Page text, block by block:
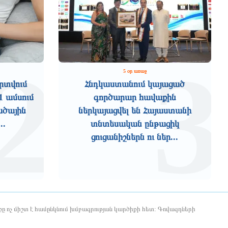
ամսում
5 օր առաջ
Հնդկաստանում կայացած
գործարար հավաքին
ներկայացվել են Հայաստանի
տնտեսական ընթացիկ
ցուցանիշներն ու ներ...
3
միշտ է համընկնում խմբագրության կարծիքի հետ: Գովազդների